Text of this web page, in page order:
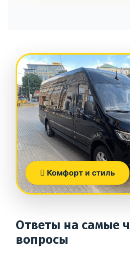
Комфорт и стиль
Ответы на самые
вопросы